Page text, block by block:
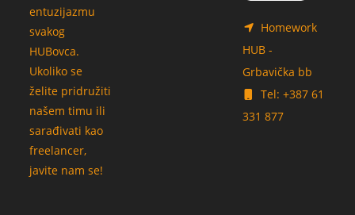
entuzijazmu
svakog
HUBovca.
Ukoliko se
želite pridružiti
našem timu ili
sarađivati kao
freelancer,
javite nam se!
Homework
HUB -
Grbavička bb
Tel: +387 61
331 877